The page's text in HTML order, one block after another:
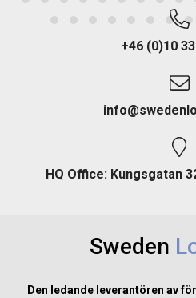
+46 (0)10
HQ Office: Kungsgatan
Sweden
Den ledande leverantören av